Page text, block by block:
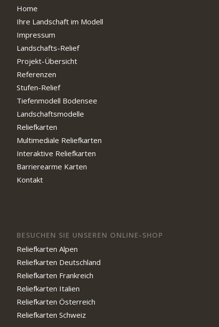
Home
Ihre Landschaft im Modell
Impressum
Landschafts-Relief
Projekt-Übersicht
Referenzen
Stufen-Relief
Tiefenmodell Bodensee
Landschaftsmodelle
Reliefkarten
Multimediale Reliefkarten
Interaktive Reliefkarten
Barrierearme Karten
Kontakt
BESUCHEN SIE UNSEREN ONLINE-SHOP
Reliefkarten Alpen
Reliefkarten Deutschland
Reliefkarten Frankreich
Reliefkarten Italien
Reliefkarten Österreich
Reliefkarten Schweiz